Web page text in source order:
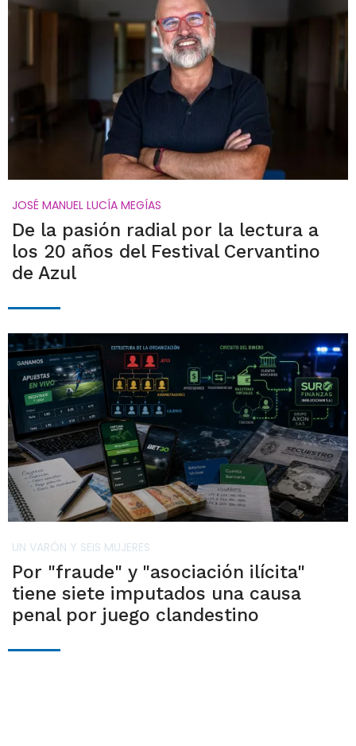
JOSÉ MANUEL LUCÍA MEGÍAS
De la pasión radial por la lectura a
los 20 años del Festival Cervantino
de Azul
UN VARÓN Y SEIS MUJERES
Por "fraude" y "asociación ilícita"
tiene siete imputados una causa
penal por juego clandestino